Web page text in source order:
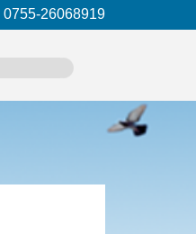
0755-26068919